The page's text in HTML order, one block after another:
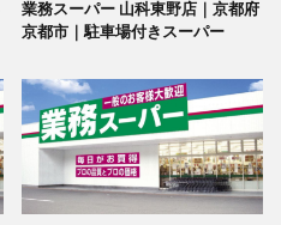
業務スーパー 山科東野店｜京都府
京都市｜駐車場付きスーパー